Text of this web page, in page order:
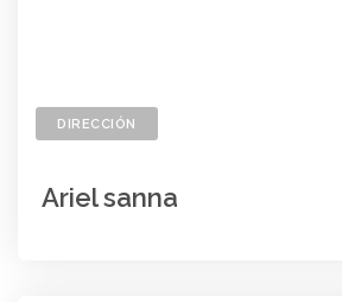
DIRECCIÓN
Ariel sanna